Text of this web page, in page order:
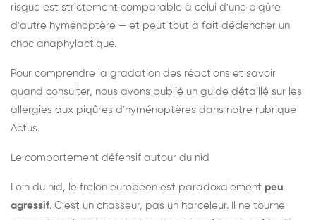
risque est strictement comparable à celui d'une piqûre
d'autre hyménoptère — et peut tout à fait déclencher un
choc anaphylactique.
Pour comprendre la gradation des réactions et savoir
quand consulter, nous avons publié un guide détaillé sur les
allergies aux piqûres d'hyménoptères dans notre rubrique
Actus.
Le comportement défensif autour du nid
Loin du nid, le frelon européen est paradoxalement peu
agressif. C'est un chasseur, pas un harceleur. Il ne tourne